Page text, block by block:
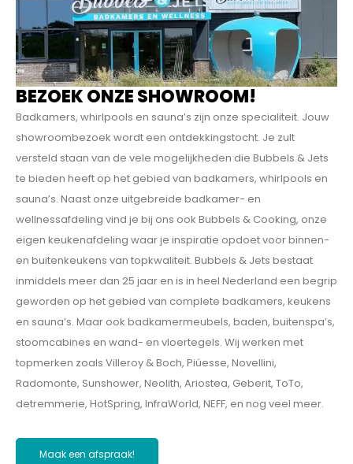
BEZOEK ONZE SHOWROOM!
Badkamers, whirlpools en sauna’s zijn onze specialiteit. Jouw
showroombezoek wordt een ontdekkings­tocht. Je zult
versteld staan van de vele mogelijkheden die Bubbels & Jets
te bieden heeft op het gebied van badkamers, whirlpools en
sauna’s. Naast onze uitgebreide badkamer- en
wellnessafdeling vind je bij ons ook Bubbels & Cooking, onze
eigen keukenafdeling waar je inspiratie opdoet voor binnen-
en buitenkeukens van topkwaliteit. Bubbels & Jets bestaat
inmiddels meer dan 25 jaar en is in heel Nederland een begrip
geworden op het gebied van complete badkamers, keukens
en sauna’s. Maar ook badkamermeubels, baden, buitenspa’s,
stoomcabines en wand- en vloertegels. Wij werken met
topmerken zoals Villeroy & Boch, Piúesse, Novellini,
Radomonte, Sunshower, Neolith, Ariostea, Geberit, ToTo,
detremmerie, HotSpring, InfraWorld, NEFF, en nog veel meer.
Maak een afspraak!